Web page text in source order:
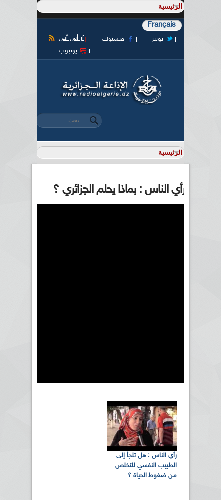
Français
آر أس أس فيسبوك
تويتر
يوتيوب
استمارة البحث
‏بحث ‏
رأي الناس : بماذا يحلم الجزائري ؟
رأي الناس : هل تلجأ إلى
الطبيب النفسي للتخلص
من ضغوط الحياة ؟